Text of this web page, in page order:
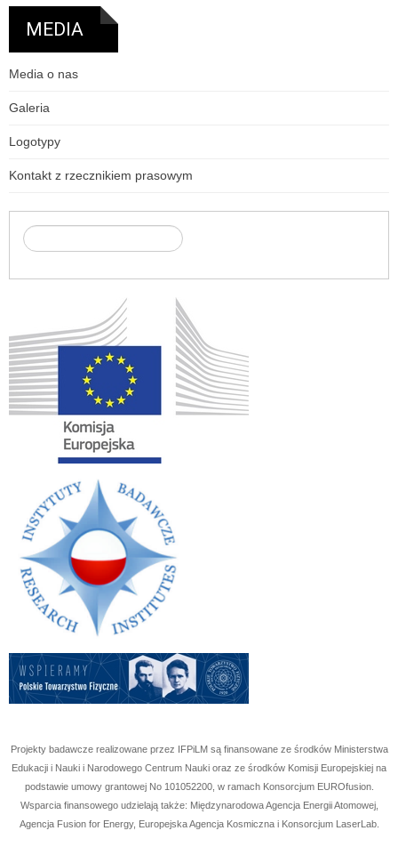
MEDIA
Media o nas
Galeria
Logotypy
Kontakt z rzecznikiem prasowym
Projekty badawcze realizowane przez IFPiLM są finansowane ze środków Ministerstwa
Edukacji i Nauki i Narodowego Centrum Nauki oraz ze środków Komisji Europejskiej na
podstawie umowy grantowej No 101052200, w ramach Konsorcjum EUROfusion.
Wsparcia finansowego udzielają także: Międzynarodowa Agencja Energii Atomowej,
Agencja Fusion for Energy, Europejska Agencja Kosmiczna i Konsorcjum LaserLab.